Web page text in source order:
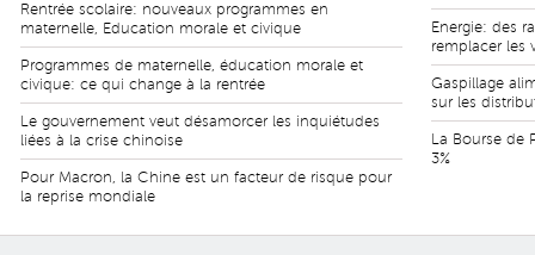
Rentrée scolaire: nouveaux programmes en
maternelle, Education morale et civique
Programmes de maternelle, éducation morale et
civique: ce qui change à la rentrée
Le gouvernement veut désamorcer les inquiétudes
liées à la crise chinoise
Pour Macron, la Chine est un facteur de risque pour
la reprise mondiale
Energie: des
remplacer les
Gaspillage
sur les
La Bourse de
3%